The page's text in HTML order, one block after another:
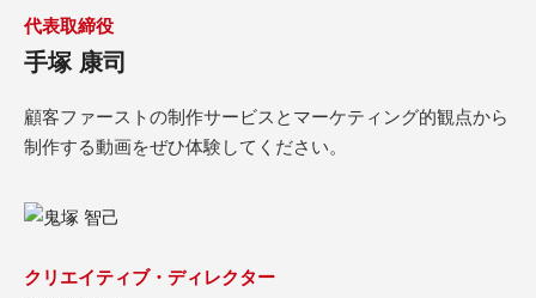
代表取締役
手塚 康司
顧客ファーストの制作サービスとマーケティング的観点から
制作する動画をぜひ体験してください。
クリエイティブ・ディレクター